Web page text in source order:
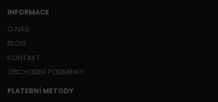
INFORMACE
O NÁS
BLOG
KONTAKT
OBCHODNÍ PODMÍNKY
PLATEBNÍ METODY